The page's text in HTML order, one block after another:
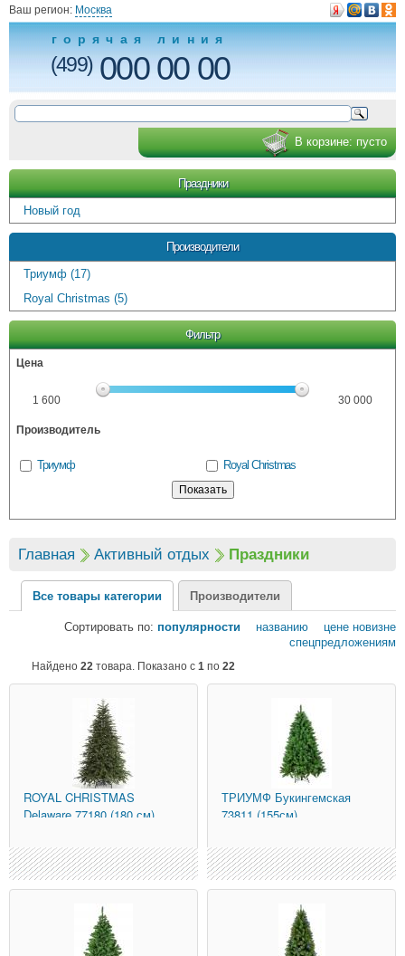
Ваш регион: Москва
горячая линия
(499)000 00 00
В корзине: пусто
Праздники
Новый год
Производители
Триумф (17)
Royal Christmas (5)
Фильтр
Цена
1 600 30 000
Производитель
Триумф Royal Christmas
Главная Активный отдых Праздники
Все товары категории Производители
Сортировать по: популярности названию цене новизне
спецпредложениям
Найдено 22 товара. Показано с 1 по 22
ROYAL CHRISTMAS
Delaware 77180 (180 см)
ТРИУМФ Букингемская
73811 (155см)